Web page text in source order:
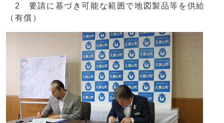
2 要請に基づき可能な範囲で地図製品等を供給
（有償）